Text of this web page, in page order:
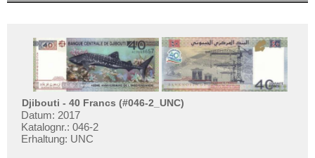
Djibouti - 40 Francs (#046-2_UNC)
Datum: 2017
Katalognr.: 046-2
Erhaltung: UNC